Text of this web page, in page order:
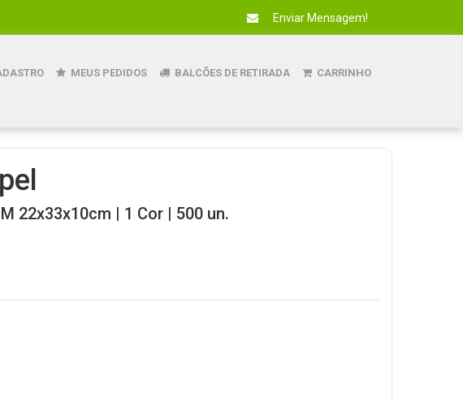
Enviar Mensagem!
MEUS PEDIDOS BALCÕES DE RETIRADA CARRINHO
22x33x10cm | 1 Cor | 500 un.